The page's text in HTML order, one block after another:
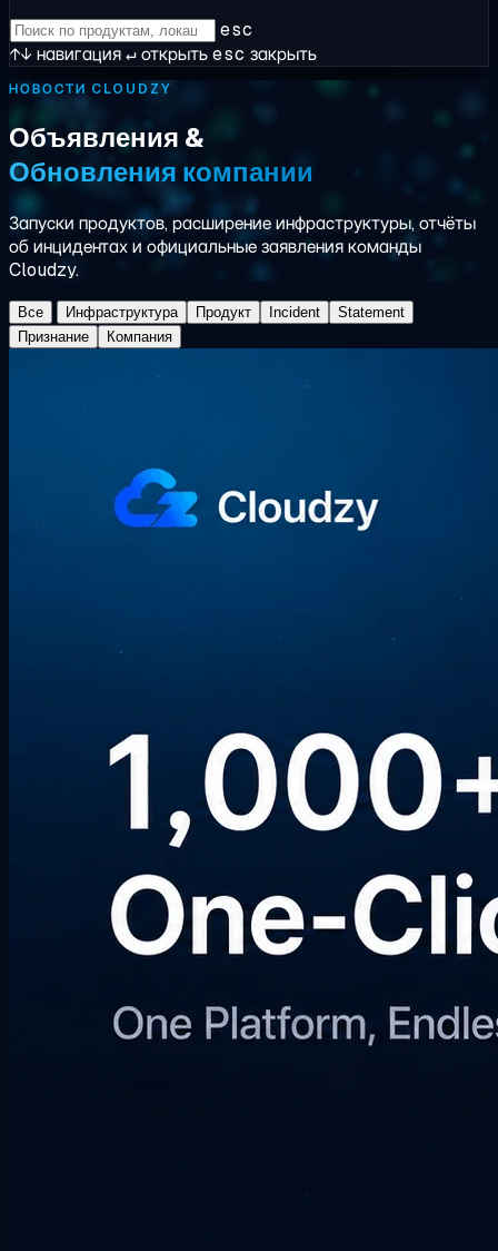
esc
↑↓ навигация↵открытьesc закрыть
НОВОСТИ CLOUDZY
Объявления &
Обновления компании
Запуски продуктов, расширение инфраструктуры, отчёты
об инцидентах и официальные заявления команды
Cloudzy.
Все Инфраструктура Продукт Incident
Statement
Признание
Компания